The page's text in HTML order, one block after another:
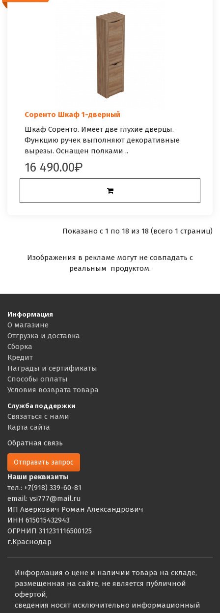
Соренто Шкаф 1-дверный
Шкаф Соренто. Имеет две глухие дверцы.
Функцию ручек выполняют декоративные
вырезы. Оснащен полками ..
16 490.00
Показано с 1 по 18 из 18 (всего 1 страниц)
Изображения в рекламе могут не совпадать с
реальным продуктом.
Информация
О магазине
Отгрузка и доставка
Сборка
Кредит
Награды и сертификаты
Способы оплаты
Условия возврата товара
Служба поддержки
Связаться с нами
Карта сайта
Обратная связь
Отправить запрос
Наши реквизиты
тел.: +7(918) 339-60-81
email: vsi777@mail.ru
ИП Аверкович Роман Александрович
ИНН 615015432943
ОГРНИП 311231116500125
г.Краснодар
Информация о цене и наличии товара на складе,
размещенная на сайте, не является публичной
офертой,
сведения носят исключительно информационный